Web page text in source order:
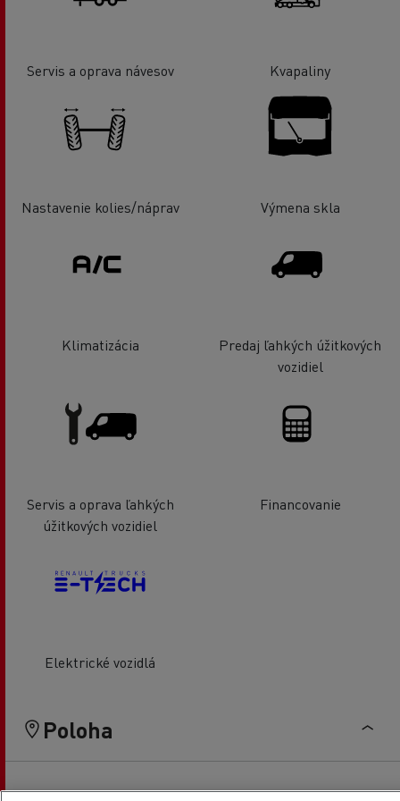
Servis a oprava návesov Kvapaliny
Nastavenie kolies/náprav Výmena skla
Klimatizácia
Predaj ľahkých úžitkových
vozidiel
Servis a oprava ľahkých
úžitkových vozidiel
Financovanie
Elektrické vozidlá
Poloha